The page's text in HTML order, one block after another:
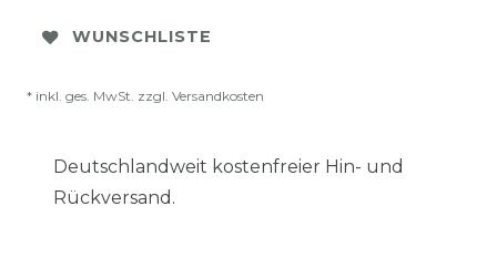
WUNSCHLISTE
* inkl. ges. MwSt. zzgl. Versandkosten
Deutschlandweit kostenfreier Hin- und
Rückversand.